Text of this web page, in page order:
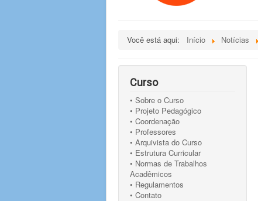
Você está aqui: Início Notícias
Curso
• Sobre o Curso
• Projeto Pedagógico
• Coordenação
• Professores
• Arquivista do Curso
• Estrutura Curricular
• Normas de Trabalhos
Acadêmicos
• Regulamentos
• Contato